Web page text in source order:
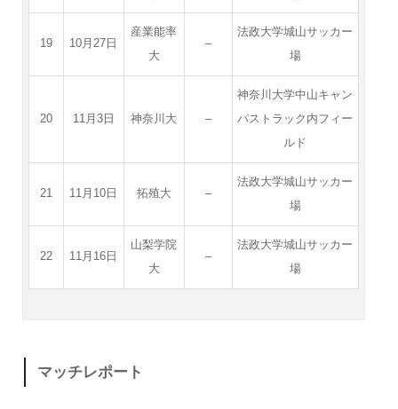
19 10月27日
産業能率
大
–
法政大学城山サッカー
場
20 11月3日 神奈川大 –
神奈川大学中山キャン
パストラック内フィー
ルド
21 11月10日 拓殖大 –
法政大学城山サッカー
場
22 11月16日
山梨学院
大
–
法政大学城山サッカー
場
マッチレポート